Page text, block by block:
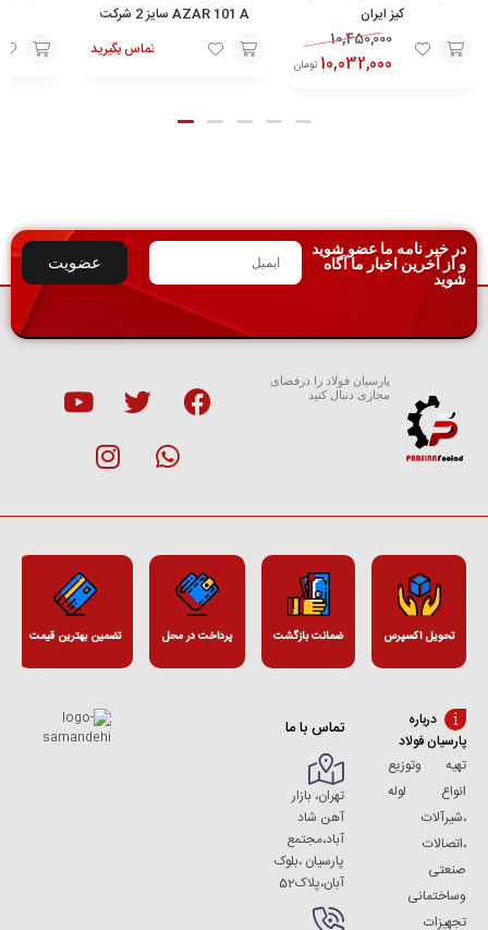
کیز ایران
10,450,000
10,032,000 تومان
AZAR 101 A سایز 2 شرکت
تماس بگیرید
به
عضویت
در خبر نامه ما عضو شوید
و از آخرین اخبار ما آگاه
شوید
پارسیان فولاد را درفضای
مجازی دنبال کنید
تحویل اکسپرس ضمانت بازگشت پرداخت در محل تضمین بهترین قیمت
درباره
پارسیان فولاد
تهیه وتوزیع
انواع لوله
،شیرآلات
،اتصالات
صنعتی
وساختمانی
تجهیزات
تماس با ما
تهران، بازار
آهن شاد
آباد،مجتمع
پارسیان ،بلوک
آبان،پلاک52